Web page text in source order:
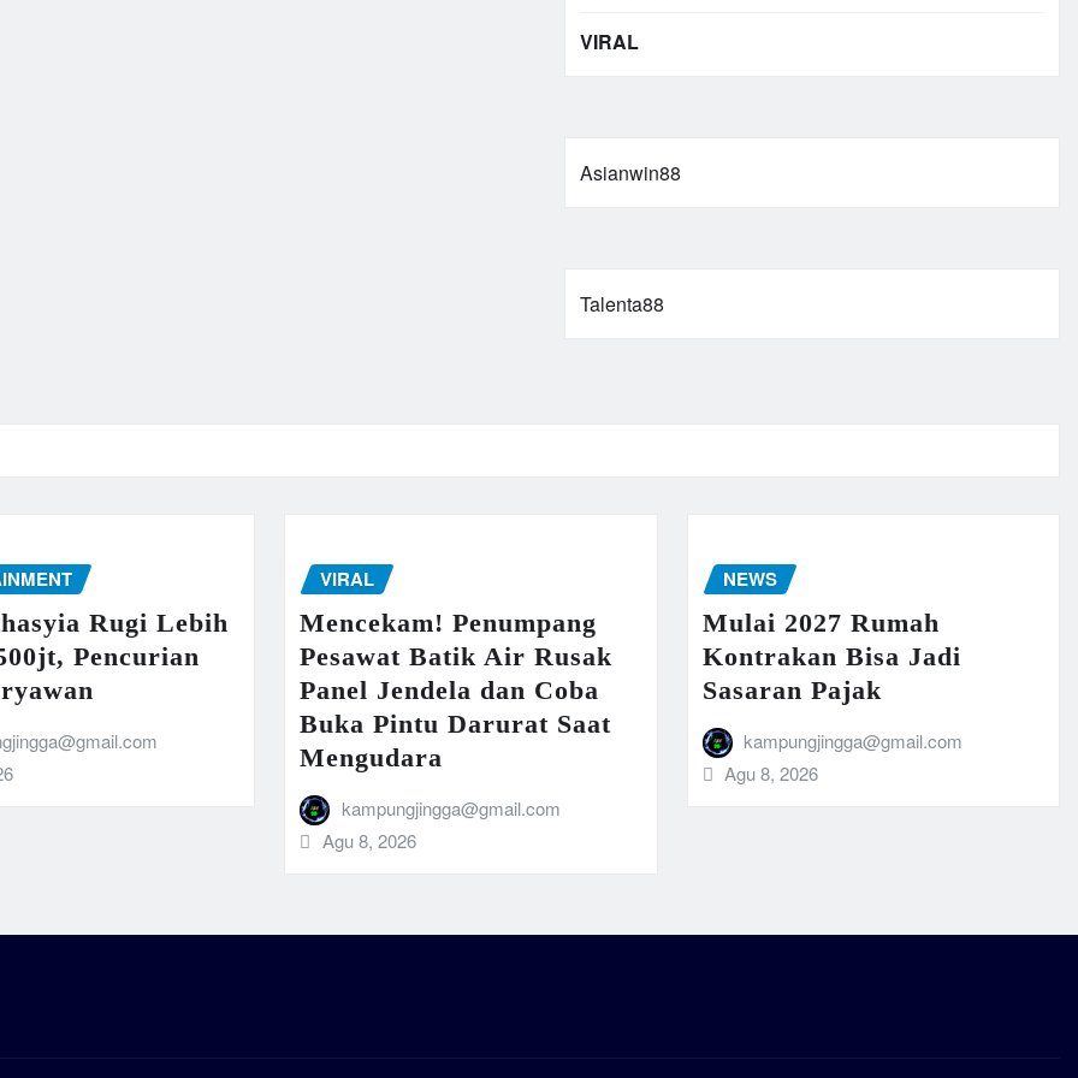
VIRAL
Asianwin88
Talenta88
Rugi Lebih
Pencurian
VIRAL
Mencekam! Penumpang
Pesawat Batik Air Rusak
Panel Jendela dan Coba
Buka Pintu Darurat Saat
Mengudara
kampungjingga@gmail.com
Agu 8, 2026
NEWS
Mulai 2027 Rumah
Kontrakan Bisa Jadi
Sasaran Pajak
kampungjingga@gmail.com
Agu 8, 2026